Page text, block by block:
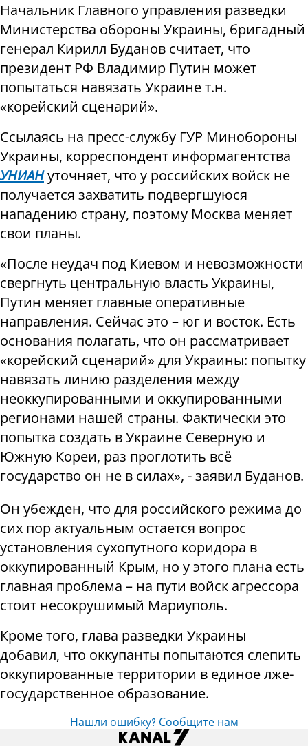
Начальник Главного управления разведки
Министерства обороны Украины, бригадный
генерал Кирилл Буданов считает, что
президент РФ Владимир Путин может
попытаться навязать Украине т.н.
«корейский сценарий».
Ссылаясь на пресс-службу ГУР Минобороны
Украины, корреспондент информагентства
УНИАНуточняет, что у российских войск не
получается захватить подвергшуюся
нападению страну, поэтому Москва меняет
свои планы.
«После неудач под Киевом и невозможности
свергнуть центральную власть Украины,
Путин меняет главные оперативные
направления. Сейчас это – юг и восток. Есть
основания полагать, что он рассматривает
«корейский сценарий» для Украины: попытку
навязать линию разделения между
неоккупированными и оккупированными
регионами нашей страны. Фактически это
попытка создать в Украине Северную и
Южную Кореи, раз проглотить всё
государство он не в силах», - заявил Буданов.
Он убежден, что для российского режима до
сих пор актуальным остается вопрос
установления сухопутного коридора в
оккупированный Крым, но у этого плана есть
главная проблема – на пути войск агрессора
стоит несокрушимый Мариуполь.
Кроме того, глава разведки Украины
добавил, что оккупанты попытаются слепить
оккупированные территории в единое лже-
государственное образование.
Нашли ошибку? Сообщите нам